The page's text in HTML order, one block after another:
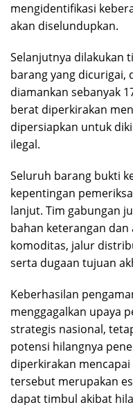
mengidentifikasi
akan diselundupkan.
Selanjutnya dilakukan
barang yang dicurigai,
diamankan sebanyak
berat diperkirakan
dipersiapkan untuk
ilegal.
Seluruh barang bukti
kepentingan
lanjut. Tim gabungan
bahan keterangan
komoditas, jalur
serta dugaan tujuan
Keberhasilan
menggagalkan upaya
strategis nasional,
potensi hilangnya
diperkirakan
tersebut merupakan
dapat timbul akibat